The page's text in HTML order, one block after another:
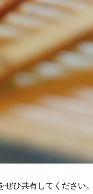
ひ共有してください。